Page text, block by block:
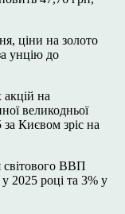
ціни на золото
унцію до
акцій на
великодньої
за Києвом зріс на
світового ВВП
2025 році та 3% у